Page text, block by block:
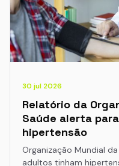
30 jul 2026
Relatório da
Saúde alerta
hipertensão
Organização Mundial
adultos tinham